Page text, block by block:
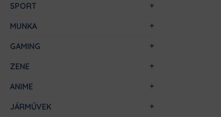
SPORT
MUNKA
GAMING
ZENE
ANIME
JÁRMŰVEK